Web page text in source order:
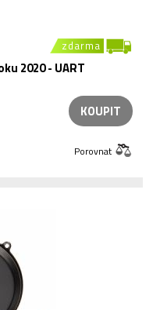
zdarma
2020 - UART
KOUPIT
Porovnat